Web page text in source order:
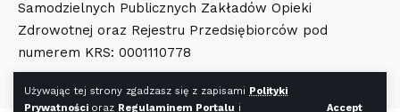
Używając tej strony zgadzasz się z zapisami Polityki
Prywatności oraz Regulaminem Portalu i Accept
Samodzielnych Publicznych Zakładów Opieki
Zdrowotnej oraz Rejestru Przedsiębiorców pod
numerem KRS: 0001110778